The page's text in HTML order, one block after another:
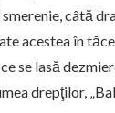
câtă
acestea în
se lasă
drepţilor,